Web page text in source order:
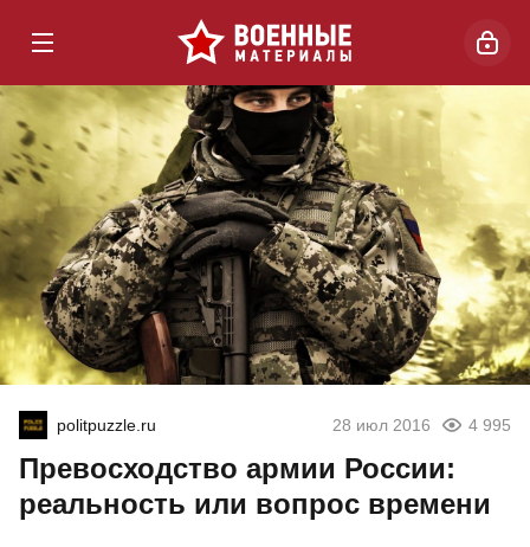
politpuzzle.ru 28 июл 2016 4 995
Превосходство армии России:
реальность или вопрос времени